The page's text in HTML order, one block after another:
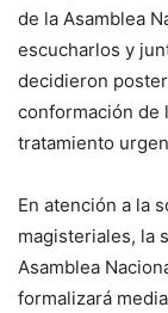
de la Asamblea
escucharlos y
decidieron
conformación de
tratamiento
En atención a la
magisteriales, la
Asamblea
formalizará